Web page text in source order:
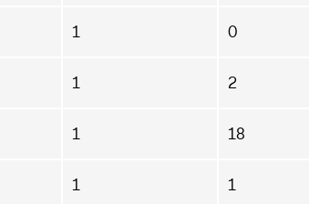
1 0
1 2
1 18
1 1